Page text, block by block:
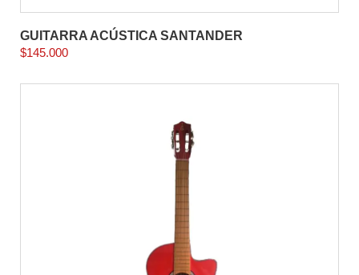
GUITARRA ACÚSTICA SANTANDER
$145.000